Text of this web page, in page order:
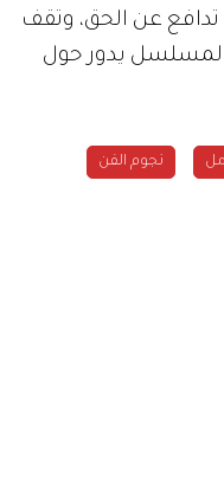
تدافع عن الحق، وتقف
يدور حول
نجوم الفن